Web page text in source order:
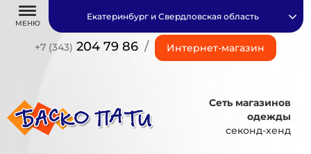
МЕНЮ
+7 (343) 204 79 86 / Интернет-магазин
Екатеринбург и Свердловская область
Сеть магазинов
одежды
секонд-хенд